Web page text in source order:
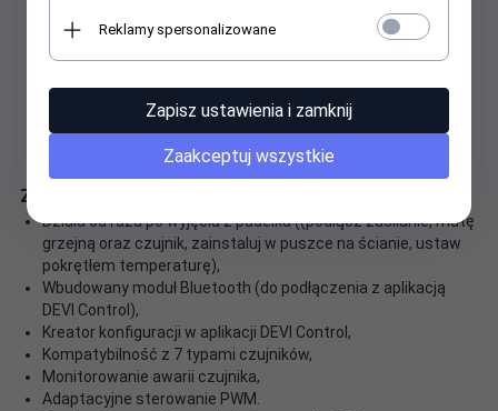
Instrukcja instalacji i obsługi
Zalety regulatora DEVIreg Room:
Działa od razu po wyjęciu z pudełka ((podłącz zasilanie, matę
grzejną oraz czujnik, zainstaluj w puszce na ścianie, ustaw
pokrętłem temperaturę),
Wbudowany moduł Bluetooth (do podłączenia z aplikacją
DEVI Control),
Kreator konfiguracji w aplikacji DEVI Control,
Kompatybilność z 7 typami czujników,
Monitorowanie awarii czujnika,
Adaptacyjne sterowanie PWM.
Reklamy spersonalizowane
Zapisz ustawienia i zamknij
Zaakceptuj wszystkie